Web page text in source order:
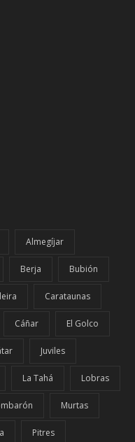
Almegíjar
Berja Bubión
Carataunas
Cáñar El Golco
Juviles
La Tahá Lobras
Murtas
Pitres